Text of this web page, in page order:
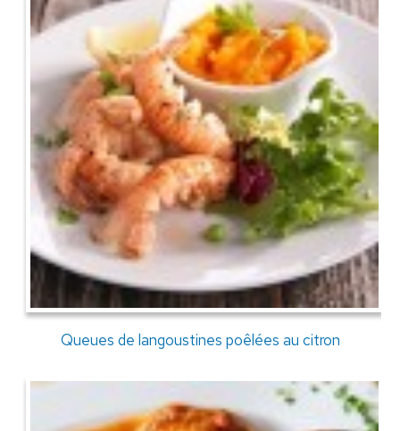
Queues de langoustines poêlées au citron